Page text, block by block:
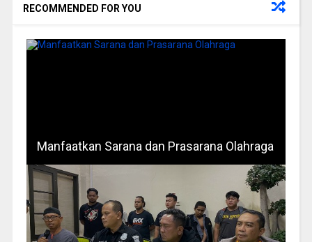
RECOMMENDED FOR YOU
Manfaatkan Sarana dan Prasarana Olahraga